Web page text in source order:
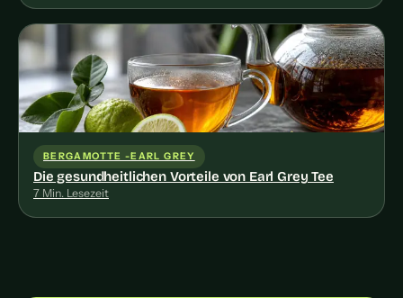
BERGAMOTTE -EARL GREY
Die gesundheitlichen Vorteile von Earl Grey Tee
7 Min. Lesezeit